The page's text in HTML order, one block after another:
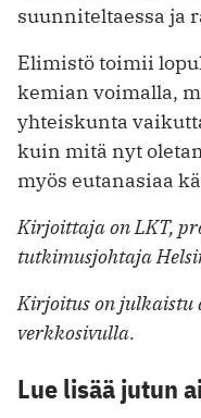
suunniteltaessa ja
Elimistö toimii
kemian voimalla,
yhteiskunta
kuin mitä nyt
myös eutanasiaa
Kirjoittaja on LKT,
tutkimusjohtaja
Kirjoitus on julkaistu
verkkosivulla.
Lue lisää jutun